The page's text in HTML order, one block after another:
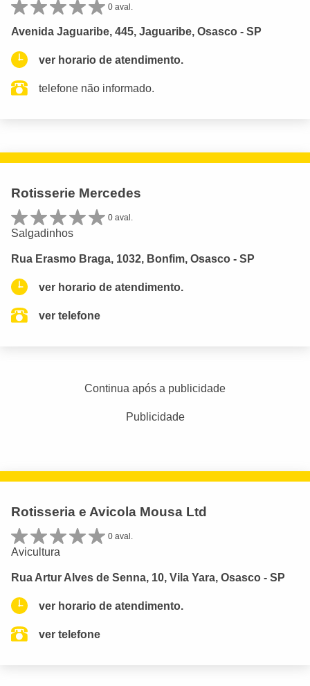
0 aval.
Avenida Jaguaribe, 445, Jaguaribe, Osasco - SP
ver horario de atendimento.
telefone não informado.
Rotisserie Mercedes
0 aval.
Salgadinhos
Rua Erasmo Braga, 1032, Bonfim, Osasco - SP
ver horario de atendimento.
ver telefone
Continua após a publicidade
Publicidade
Rotisseria e Avicola Mousa Ltd
0 aval.
Avicultura
Rua Artur Alves de Senna, 10, Vila Yara, Osasco - SP
ver horario de atendimento.
ver telefone